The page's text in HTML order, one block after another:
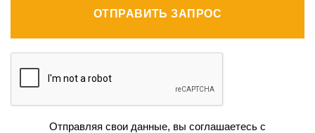
ОТПРАВИТЬ ЗАПРОС
Отправляя свои данные, вы соглашаетесь с